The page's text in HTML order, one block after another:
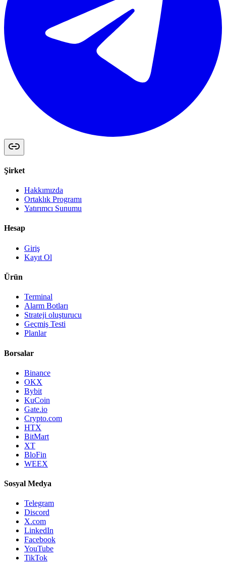
Şirket
Hakkımızda
Ortaklık Programı
Yatırımcı Sunumu
Hesap
Giriş
Kayıt Ol
Ürün
Terminal
Alarm Botları
Strateji oluşturucu
Geçmiş Testi
Planlar
Borsalar
Binance
OKX
Bybit
KuCoin
Gate.io
Crypto.com
HTX
BitMart
XT
BloFin
WEEX
Sosyal Medya
Telegram
Discord
X.com
LinkedIn
Facebook
YouTube
TikTok